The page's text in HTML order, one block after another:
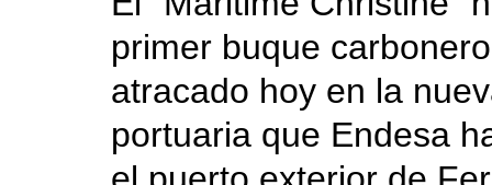
primer buque
atracado hoy en la
portuaria que Endesa